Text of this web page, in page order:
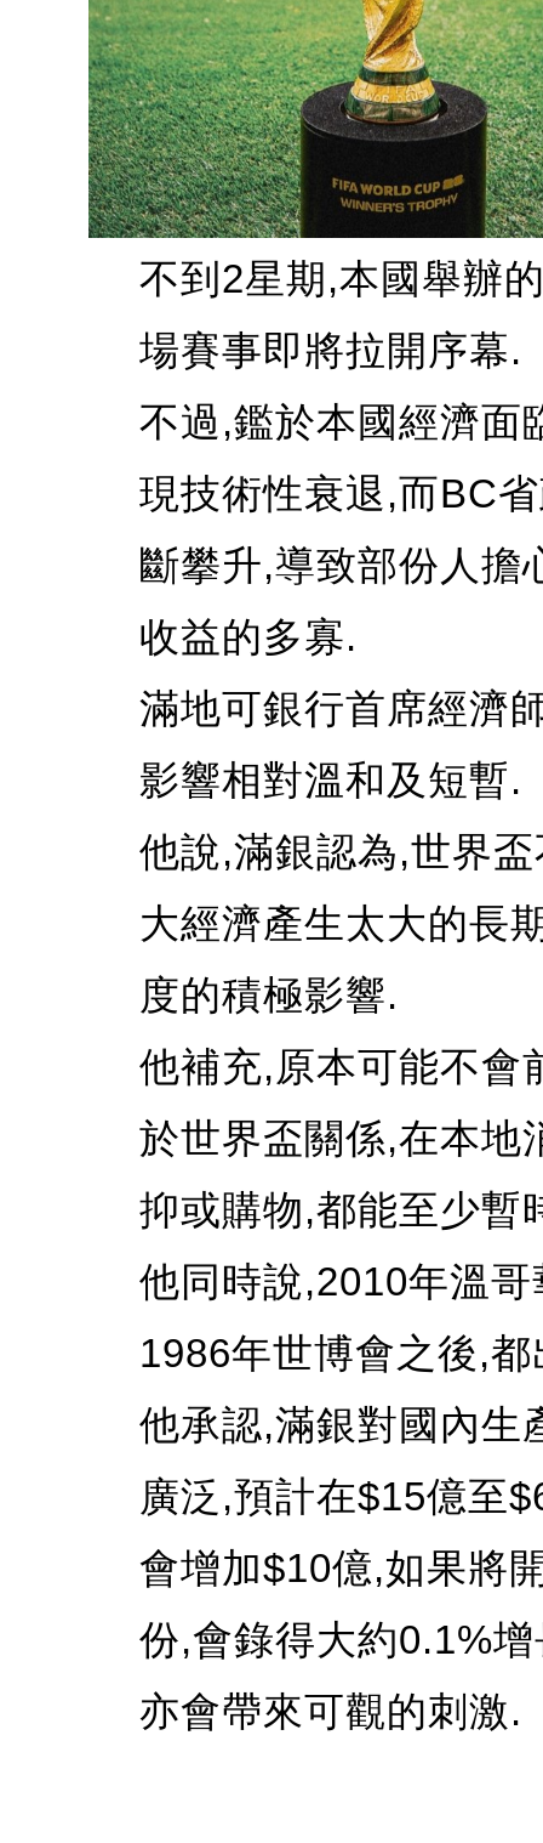
不到2星期,本國舉辦
場賽事即將拉開序幕.
不過,鑑於本國經濟面
現技術性衰退,而BC
斷攀升,導致部份人擔
收益的多寡.
滿地可銀行首席經濟
影響相對溫和及短暫.
他說,滿銀認為,世界
大經濟產生太大的長
度的積極影響.
他補充,原本可能不會
於世界盃關係,在本地
抑或購物,都能至少暫
他同時說,2010年溫
1986年世博會之後,
他承認,滿銀對國內生
廣泛,預計在$15億至
會增加$10億,如果將
份,會錄得大約0.1%
亦會帶來可觀的刺激.